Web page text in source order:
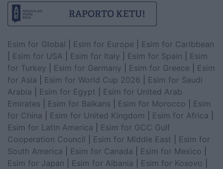
Esim for Global Esim for Europe
Esim for Caribbean
Esim for USA Esim for Italy Esim for Spain
Esim
for Turkey
Esim for Germany Esim for Greece
Esim
for Asia
Esim for World Cup 2026
Esim for Saudi
Arabia
Esim for Egypt
Esim for United Arab
Emirates
Esim for Balkans Esim for Morocco
Esim
for China
Esim for United Kingdom Esim for Africa
Esim for Latin America
Esim for GCC Gulf
Cooperation Council
Esim for Middle East
Esim for
South America
Esim for Canada Esim for Mexico
Esim for Japan
Esim for Albania Esim for Kosovo